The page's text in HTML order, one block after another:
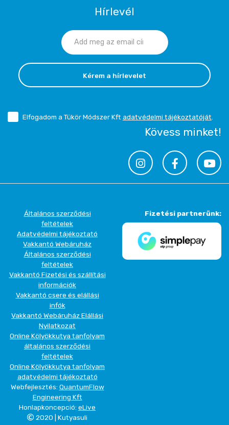
Hírlevél
Kérem a hírlevelet
Elfogadom a Tükör Módszer Kft adatvédelmi tájékoztatóját
Kövess minket!
Általános szerződési
feltételek
Adatvédelmi tájékoztató
Vakkantó Webáruház
Általános szerződési
feltételek
Vakkantó Fizetési és szállítási
információk
Vakkantó csere és elállási
infók
Vakkantó Webáruház Elállási
Nyilatkozat
Online Kölyökkutya tanfolyam
általános szerződési
feltételek
Online Kölyökkutya tanfolyam
adatvédelmi tájékoztató
Webfejlesztés: QuantumFlow
Engineering Kft
Honlapkoncepció: eLive
2020 | Kutyasuli
Fizetési partnerünk: